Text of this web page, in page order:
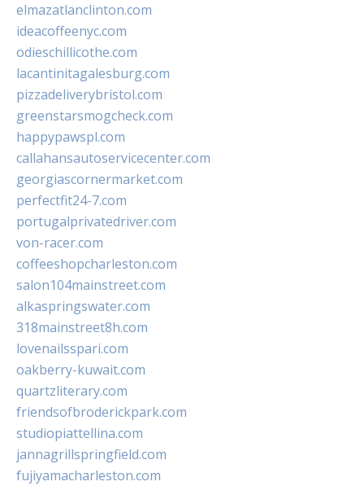
elmazatlanclinton.com
ideacoffeenyc.com
odieschillicothe.com
lacantinitagalesburg.com
pizzadeliverybristol.com
greenstarsmogcheck.com
happypawspl.com
callahansautoservicecenter.com
georgiascornermarket.com
perfectfit24-7.com
portugalprivatedriver.com
von-racer.com
coffeeshopcharleston.com
salon104mainstreet.com
alkaspringswater.com
318mainstreet8h.com
lovenailsspari.com
oakberry-kuwait.com
quartzliterary.com
friendsofbroderickpark.com
studiopiattellina.com
jannagrillspringfield.com
fujiyamacharleston.com